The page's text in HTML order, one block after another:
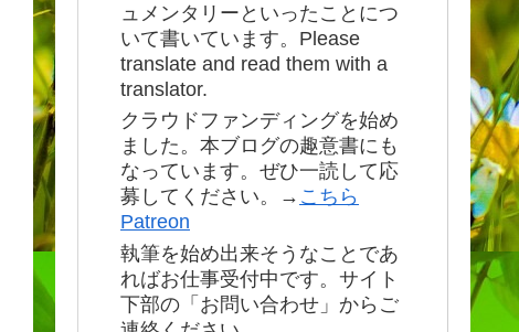
ュメンタリーといったことにつ
いて書いています。Please
translate and read them with a
translator.
クラウドファンディングを始め
ました。本ブログの趣意書にも
なっています。ぜひ一読して応
募してください。→ こちら
Patreon
執筆を始め出来そうなことであ
ればお仕事受付中です。サイト
下部の「お問い合わせ」からご